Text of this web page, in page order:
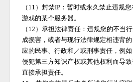
（ 11）封禁IP：暂时或永久禁止违规
游戏的某个服务器。
（ 12）承担法律责任：违规您的不当
成损害，或者与现行法律规定相违背
应的民事、行政和／或刑事责任，例
侵犯第三方知识产权或其他权利而导
直接承担责任。